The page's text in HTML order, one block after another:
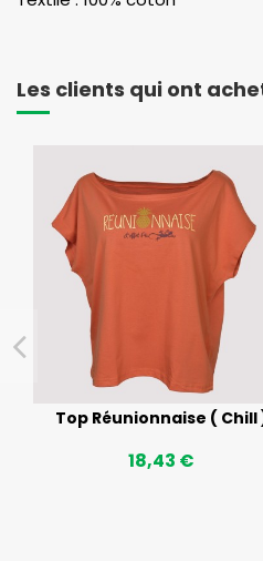
Les clients qui ont
Top Réunionnaise ( Chill
18,43 €